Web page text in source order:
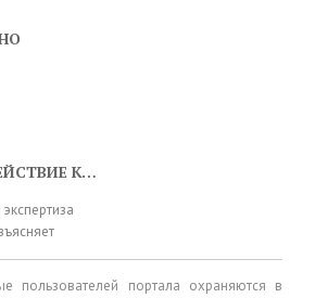
ПРОТИВОДЕЙСТВИЕ КОРРУПЦИИ
пользователей портала охраняются в